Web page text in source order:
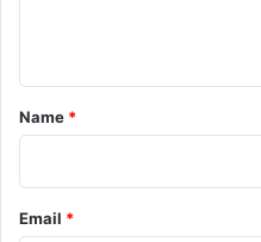
*
Name *
Email *